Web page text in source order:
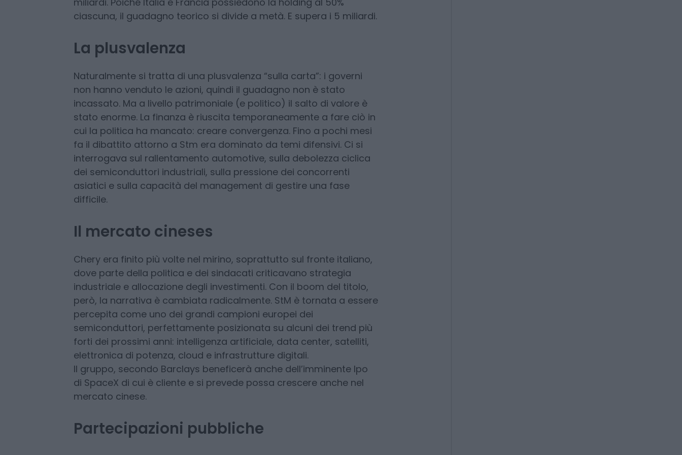
complessivo della partecipazione pubblica è oggi intorno a 16
miliardi di dollari dato e che il titolo ha guadagnato circa il 200%, la
miliardi. Poiché Italia e Francia possiedono la holding al 50%
La plusvalenza
Naturalmente si tratta di una plusvalenza “sulla carta”: i governi
non hanno venduto le azioni, quindi il guadagno non è stato
incassato. Ma a livello patrimoniale (e politico) il salto di valore è
stato enorme. La finanza è riuscita temporaneamente a fare ciò in
cui la politica ha mancato: creare convergenza. Fino a pochi mesi
fa il dibattito attorno a Stm era dominato da temi difensivi. Ci si
interrogava sul rallentamento automotive, sulla debolezza ciclica
asiatici e sulla capacità del management di gestire una fase
Il mercato cineses
Chery era finito più volte nel mirino, soprattutto sul fronte italiano,
dove parte della politica e dei sindacati criticavano strategia
industriale e allocazione degli investimenti. Con il boom del titolo,
però, la narrativa è cambiata radicalmente. StM è tornata a essere
percepita come uno dei grandi campioni europei dei
semiconduttori, perfettamente posizionata su alcuni dei trend più
forti dei prossimi anni: intelligenza artificiale, data center, satelliti,
elettronica di potenza, cloud e infrastrutture digitali.
di SpaceX di cui è cliente e si prevede possa crescere anche nel